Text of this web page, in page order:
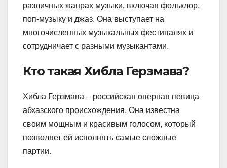
различных жанрах музыки, включая фольклор,
поп-музыку и джаз. Она выступает на
многочисленных музыкальных фестивалях и
сотрудничает с разными музыкантами.
Кто такая Хибла Герзмава?
Хибла Герзмава – российская оперная певица
абхазского происхождения. Она известна
своим мощным и красивым голосом, который
позволяет ей исполнять самые сложные
партии.